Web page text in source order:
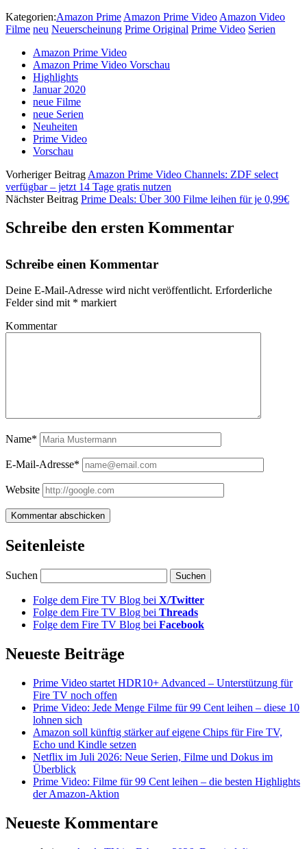
Kategorien:Amazon Prime Amazon Prime Video Amazon Video
Filme neu Neuerscheinung Prime Original Prime Video Serien
Amazon Prime Video
Amazon Prime Video Vorschau
Highlights
Januar 2020
neue Filme
neue Serien
Neuheiten
Prime Video
Vorschau
Vorheriger Beitrag Amazon Prime Video Channels: ZDF select
verfügbar – jetzt 14 Tage gratis nutzen
Nächster Beitrag Prime Deals: Über 300 Filme leihen für je 0,99€
Schreibe den ersten Kommentar
Schreibe einen Kommentar
Deine E-Mail-Adresse wird nicht veröffentlicht. Erforderliche
Felder sind mit * markiert
Kommentar
Name*
E-Mail-Adresse*
Website
Seitenleiste
Suchen
Folge dem Fire TV Blog bei X/Twitter
Folge dem Fire TV Blog bei Threads
Folge dem Fire TV Blog bei Facebook
Neueste Beiträge
Prime Video startet HDR10+ Advanced – Unterstützung für
Fire TV noch offen
Prime Video: Jede Menge Filme für 99 Cent leihen – diese 10
lohnen sich
Amazon soll künftig stärker auf eigene Chips für Fire TV,
Echo und Kindle setzen
Netflix im Juli 2026: Neue Serien, Filme und Dokus im
Überblick
Prime Video: Filme für 99 Cent leihen – die besten Highlights
der Amazon-Aktion
Neueste Kommentare